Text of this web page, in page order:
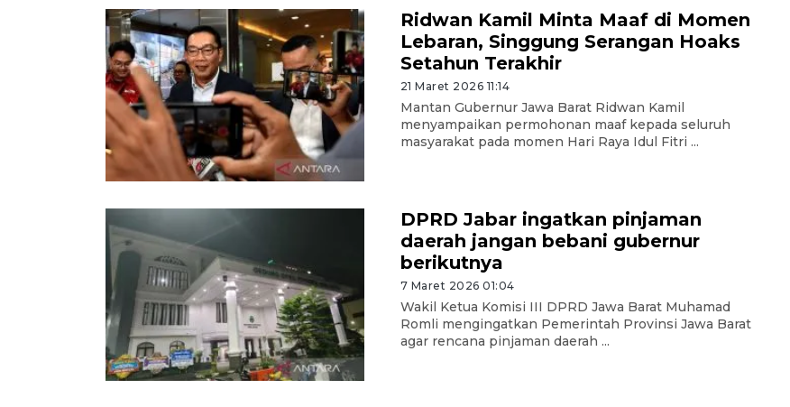
Ridwan Kamil Minta Maaf di Momen
Lebaran, Singgung Serangan Hoaks
Setahun Terakhir
21 Maret 2026 11:14
Mantan Gubernur Jawa Barat Ridwan Kamil
menyampaikan permohonan maaf kepada seluruh
masyarakat pada momen Hari Raya Idul Fitri ...
DPRD Jabar ingatkan pinjaman
daerah jangan bebani gubernur
berikutnya
7 Maret 2026 01:04
Wakil Ketua Komisi III DPRD Jawa Barat Muhamad
Romli mengingatkan Pemerintah Provinsi Jawa Barat
agar rencana pinjaman daerah ...